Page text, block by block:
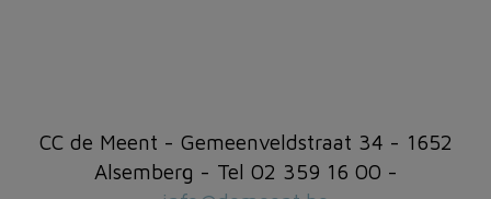
CC de Meent - Gemeenveldstraat 34 - 1652
Alsemberg - Tel 02 359 16 00 -